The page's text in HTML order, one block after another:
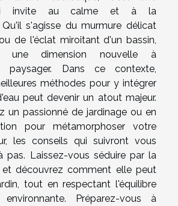
invite au calme et à la
s'agisse du murmure délicat
de l'éclat miroitant d'un bassin,
une dimension nouvelle à
paysager. Dans ce contexte,
méthodes pour y intégrer
peut devenir un atout majeur.
un passionné de jardinage ou en
pour métamorphoser votre
les conseils qui suivront vous
pas. Laissez-vous séduire par la
découvrez comment elle peut
tout en respectant l'équilibre
Préparez-vous à